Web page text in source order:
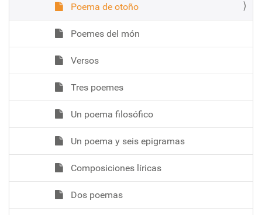
Poema de otoño
Poemes del món
Versos
Tres poemes
Un poema filosófico
Un poema y seis epigramas
Composiciones líricas
Dos poemas